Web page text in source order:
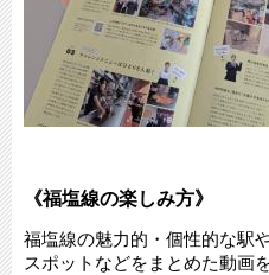
《福塩線の楽しみ方》
福塩線の魅力的・個性的な駅
スポットなどをまとめた動画